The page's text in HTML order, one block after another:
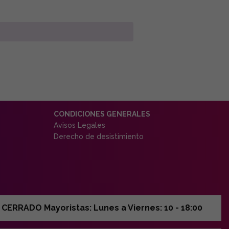
CONDICIONES GENERALES
Avisos Legales
Derecho de desistimiento
Mayoristas: Lunes a Viernes: 10 - 18:00